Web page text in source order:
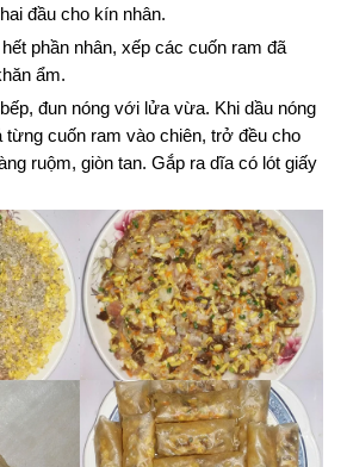
đầu cho kín nhân.
phần nhân, xếp các cuốn ram đã
ẩm.
đun nóng với lửa vừa. Khi dầu nóng
từng cuốn ram vào chiên, trở đều cho
ruộm, giòn tan. Gắp ra dĩa có lót giấy